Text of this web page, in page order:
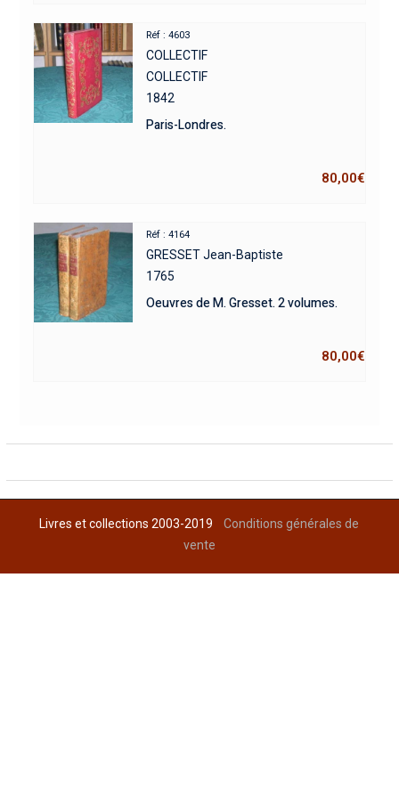
Réf : 4603
COLLECTIF
COLLECTIF
1842
Paris-Londres.
80,00€
Réf : 4164
GRESSET Jean-Baptiste
1765
Oeuvres de M. Gresset. 2 volumes.
80,00€
Livres et collections 2003-2019Conditions générales de
vente